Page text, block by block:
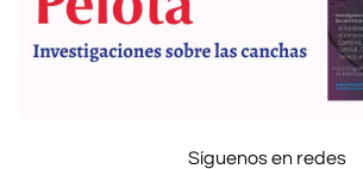
Síguenos en redes